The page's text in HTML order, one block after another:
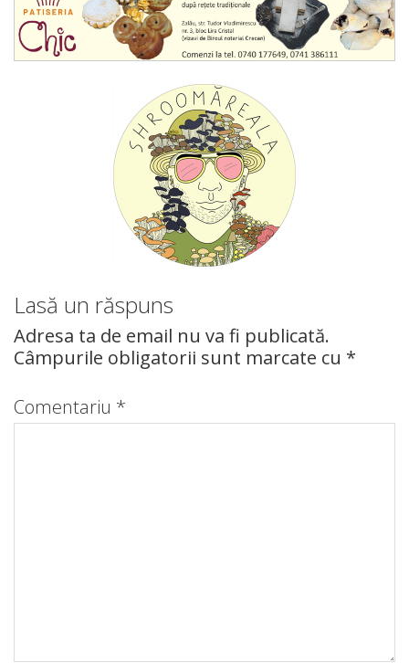
Lasă un răspuns
Adresa ta de email nu va fi publicată.
Câmpurile obligatorii sunt marcate cu *
Comentariu *